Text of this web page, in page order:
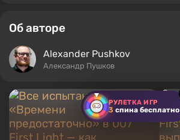
РУЛЕТКА ИГР
3 спина бесплатно
Об авторе
Alexander Pushkov
Александр Пушков